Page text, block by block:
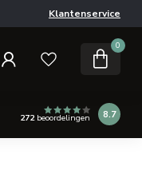
Klantenservice
0
272beoordelingen 8.7